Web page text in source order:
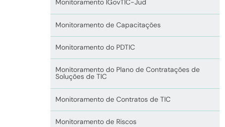
Monitoramento IGovTIC-Jud
Monitoramento de Capacitações
Monitoramento do PDTIC
Monitoramento do Plano de Contratações de
Soluções de TIC
Monitoramento de Contratos de TIC
Monitoramento de Riscos